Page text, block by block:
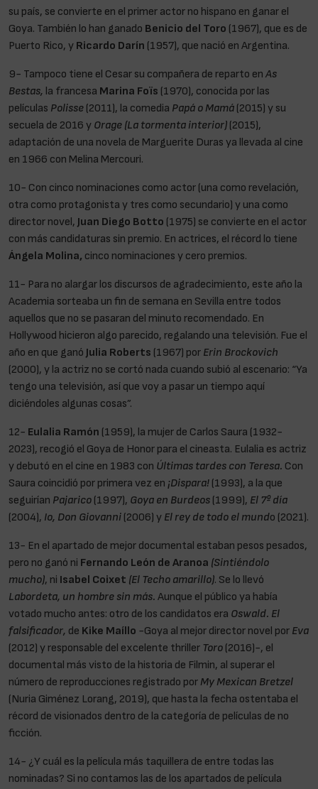
su país, se convierte en el primer actor no hispano en ganar el
Goya. También lo han ganado Benicio del Toro (1967), que es de
Puerto Rico, y Ricardo Darín (1957), que nació en Argentina.
9- Tampoco tiene el Cesar su compañera de reparto en As
Bestas, la francesa Marina Foïs (1970), conocida por las
películas Polisse (2011), la comedia Papá o Mamá (2015) y su
secuela de 2016 y Orage (La tormenta interior) (2015),
adaptación de una novela de Marguerite Duras ya llevada al cine
en 1966 con Melina Mercouri.
10- Con cinco nominaciones como actor (una como revelación,
otra como protagonista y tres como secundario) y una como
director novel, Juan Diego Botto (1975) se convierte en el actor
con más candidaturas sin premio. En actrices, el récord lo tiene
Ángela Molina, cinco nominaciones y cero premios.
11- Para no alargar los discursos de agradecimiento, este año la
Academia sorteaba un fin de semana en Sevilla entre todos
aquellos que no se pasaran del minuto recomendado. En
Hollywood hicieron algo parecido, regalando una televisión. Fue el
año en que ganó Julia Roberts (1967) por Erin Brockovich
(2000), y la actriz no se cortó nada cuando subió al escenario: “Ya
tengo una televisión, así que voy a pasar un tiempo aquí
diciéndoles algunas cosas”.
12- Eulalia Ramón (1959), la mujer de Carlos Saura (1932-
2023), recogió el Goya de Honor para el cineasta. Eulalia es actriz
y debutó en el cine en 1983 con Últimas tardes con Teresa. Con
Saura coincidió por primera vez en ¡Dispara! (1993), a la que
seguirían Pajarico (1997), Goya en Burdeos (1999), El 7º día
(2004), Io, Don Giovanni (2006) y El rey de todo el mundo (2021).
13- En el apartado de mejor documental estaban pesos pesados,
pero no ganó ni Fernando León de Aranoa (Sintiéndolo
mucho), ni Isabel Coixet (El Techo amarillo). Se lo llevó
Labordeta, un hombre sin más. Aunque el público ya había
votado mucho antes: otro de los candidatos era Oswald. El
falsificador, de Kike Maíllo -Goya al mejor director novel por Eva
(2012) y responsable del excelente thriller Toro (2016)-, el
documental más visto de la historia de Filmin, al superar el
número de reproducciones registrado por My Mexican Bretzel
(Nuria Giménez Lorang, 2019), que hasta la fecha ostentaba el
récord de visionados dentro de la categoría de películas de no
ficción.
14- ¿Y cuál es la película más taquillera de entre todas las
nominadas? Si no contamos las de los apartados de película